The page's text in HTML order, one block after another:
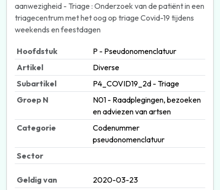
aanwezigheid - Triage : Onderzoek van de patiënt in een
triagecentrum met het oog op triage Covid-19 tijdens
weekends en feestdagen
Hoofdstuk
P - Pseudonomenclatuur
Artikel
Diverse
Subartikel
P4_COVID19_2d - Triage
Groep N
N01 - Raadplegingen, bezoeken
en adviezen van artsen
Categorie
Codenummer
pseudonomenclatuur
Sector
Geldig van
2020-03-23